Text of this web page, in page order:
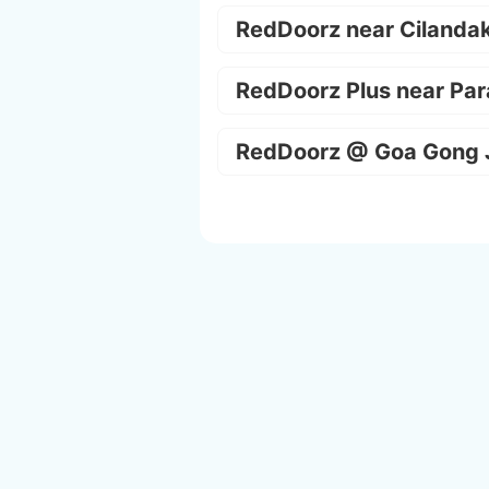
RedDoorz near
RedDoorz Plus near
RedDoorz @ Goa